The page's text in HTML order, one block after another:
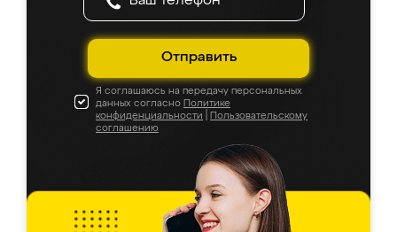
Отправить
Я соглашаюсь на передачу персональных
данных согласно Политике
конфиденциальности
Пользовательскому
соглашению